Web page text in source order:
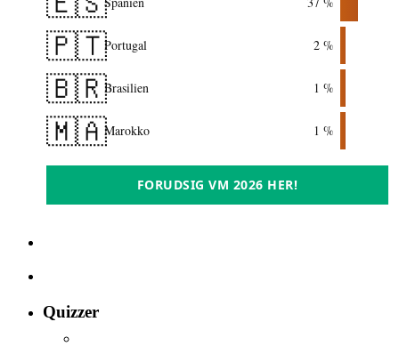
🇵🇹Portugal 2 %
🇧🇷Brasilien 1 %
🇲🇦Marokko 1 %
FORUDSIG VM 2026 HER!
Quizzer